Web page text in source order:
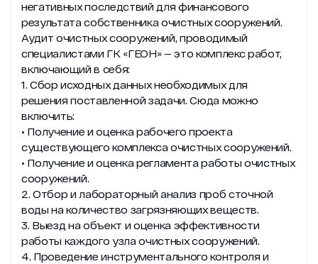
негативных последствий для финансового
результата собственника очистных сооружений.
Аудит очистных сооружений, проводимый
специалистами ГК «ГЕОН» — это комплекс работ,
включающий в себя:
1. Сбор исходных данных необходимых для
решения поставленной задачи. Сюда можно
включить:
• Получение и оценка рабочего проекта
существующего комплекса очистных сооружений.
• Получение и оценка регламента работы очистных
сооружений.
2. Отбор и лабораторный анализ проб сточной
воды на количество загрязняющих веществ.
3. Выезд на объект и оценка эффективности
работы каждого узла очистных сооружений.
4. Проведение инструментального контроля и